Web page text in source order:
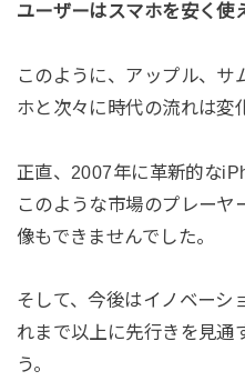
ユーザーはスマホを安く使
このように、アップル、サ
ホと次々に時代の流れは変
正直、2007年に革新的な
このような市場のプレーヤ
像もできませんでした。
そして、今後はイノベーシ
れまで以上に先行きを見通
う。